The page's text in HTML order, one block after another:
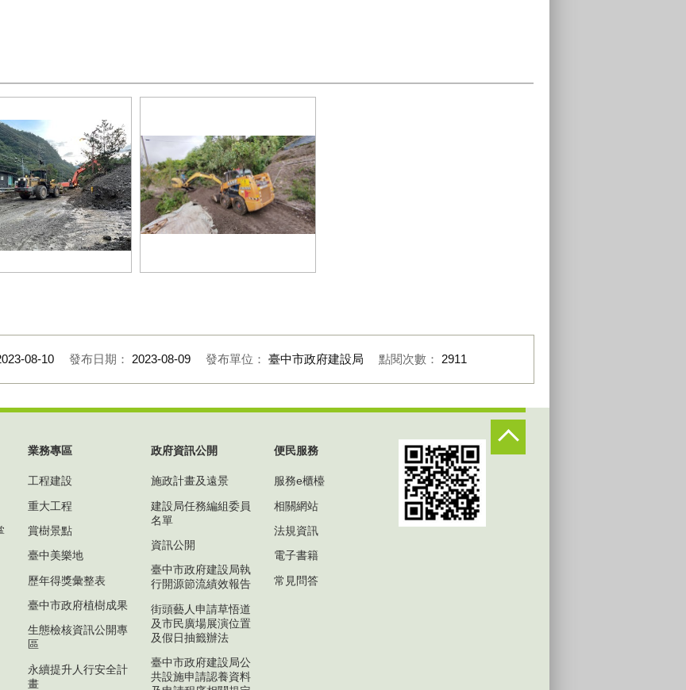
08-10 發布日期： 2023-08-09 發布單位： 臺中市政府建設局 點閱次數： 2911
業務專區
工程建設
重大工程
賞樹景點
臺中美樂地
歷年得獎彙整表
臺中市政府植樹成果
生態檢核資訊公開專
區
永續提升人行安全計
畫
政府資訊公開
施政計畫及遠景
建設局任務編組委員
名單
資訊公開
臺中市政府建設局執
行開源節流績效報告
街頭藝人申請草悟道
及市民廣場展演位置
及假日抽籤辦法
臺中市政府建設局公
共設施申請認養資料
便民服務
服務e櫃檯
相關網站
法規資訊
電子書籍
常見問答